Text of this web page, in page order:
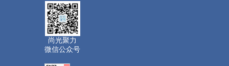
尚光聚力
微信公众号